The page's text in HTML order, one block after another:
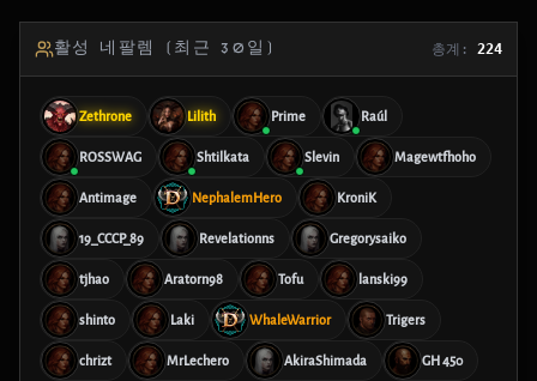
활성 네팔렘 (최근 30일) 총계: 224
Zethrone Lilith Prime Raúl
ROSSWAG Shtilkata Slevin Magewtfhoho
Antimage NephalemHero KroniK
19_CCCP_89 Revelationns Gregorysaiko
tjhao Aratorn98 Tofu lanski99
shinto Laki WhaleWarrior Trigers
chrizt MrLechero AkiraShimada GH 450